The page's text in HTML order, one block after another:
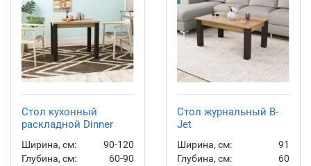
Стол кухонный
раскладной Dinner
Ширина, см:
90-120
Глубина, см:
60-90
Стол журнальный B-
Jet
Ширина, см:
91
Глубина, см:
60